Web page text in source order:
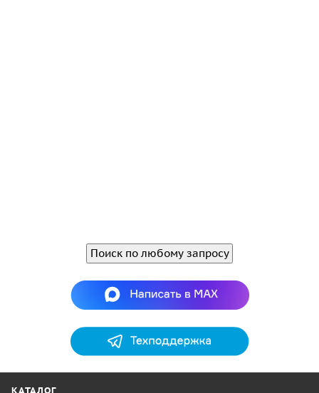
Поиск по любому запросу
КАТАЛОГ